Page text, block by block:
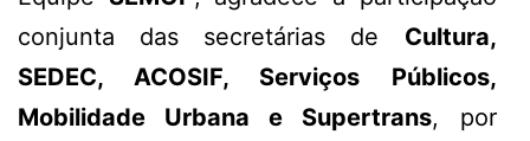
conjunta das secretárias de Cultura,
SEDEC, ACOSIF, Serviços Públicos,
Mobilidade Urbana e Supertrans, por